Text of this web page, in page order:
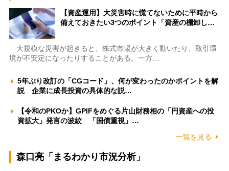
【資産運用】大災害時に慌てないために平時から
備えておきたい3つのポイント「資産の棚卸し…
大規模な災害が起きると、株式市場が大きく動いたり、取引環
境が不安定になったりすることがある。一方…
5年ぶり改訂の「CGコード」、何が変わったのかポイントを解
説 企業に成長投資の具体的な説…
【令和のPKOか】GPIFをめぐる片山財務相の「円資産への投
資拡大」発言の波紋 「国債重視」…
一覧を見る
森口亮「まるわかり市況分析」